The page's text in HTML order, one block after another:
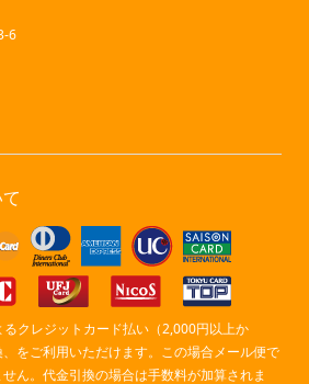
6
クレジットカード払い（2,000円以上か
をご利用いただけます。この場合メール便で
ん。代金引換の場合は手数料が加算されま